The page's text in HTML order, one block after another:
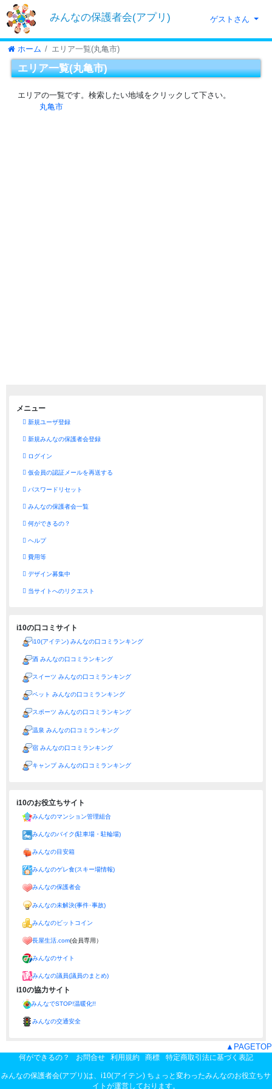
みんなの保護者会(アプリ) ゲストさん
ホーム エリア一覧(丸亀市)
エリア一覧(丸亀市)
エリアの一覧です。検索したい地域をクリックして下さい。
丸亀市
メニュー
新規ユーザ登録
新規みんなの保護者会登録
ログイン
仮会員の認証メールを再送する
パスワードリセット
みんなの保護者会一覧
何ができるの？
ヘルプ
費用等
デザイン募集中
当サイトへのリクエスト
i10の口コミサイト
i10(アイテン) みんなの口コミランキング
酒 みんなの口コミランキング
スイーツ みんなの口コミランキング
ペット みんなの口コミランキング
スポーツ みんなの口コミランキング
温泉 みんなの口コミランキング
宿 みんなの口コミランキング
キャンプ みんなの口コミランキング
i10のお役立ちサイト
みんなのマンション管理組合
みんなのバイク(駐車場・駐輪場)
みんなの目安箱
みんなのゲレ食(スキー場情報)
みんなの保護者会
みんなの未解決(事件･事故)
みんなのビットコイン
長屋生活.com(会員専用）
みんなのサイト
みんなの議員(議員のまとめ)
i10の協力サイト
みんなでSTOP!温暖化!!
みんなの交通安全
▲PAGETOP
何ができるの？ お問合せ 利用規約 商標 特定商取引法に基づく表記
みんなの保護者会(アプリ)は、 i10(アイテン) ちょっと変わったみんなのお役立ちサ
イト が運営しております。